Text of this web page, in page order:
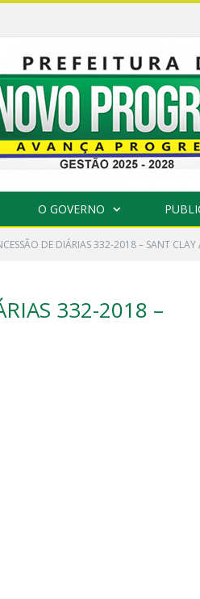
O GOVERNO
DE DIÁRIAS 332-2018 – SANT
332-2018 –